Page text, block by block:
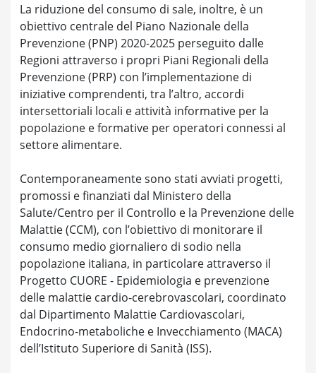
La riduzione del consumo di sale, inoltre, è un
obiettivo centrale del Piano Nazionale della
Prevenzione (PNP) 2020-2025 perseguito dalle
Regioni attraverso i propri Piani Regionali della
Prevenzione (PRP) con l’implementazione di
iniziative comprendenti, tra l’altro, accordi
intersettoriali locali e attività informative per la
popolazione e formative per operatori connessi al
settore alimentare.
Contemporaneamente sono stati avviati progetti,
promossi e finanziati dal Ministero della
Salute/Centro per il Controllo e la Prevenzione delle
Malattie (CCM), con l’obiettivo di monitorare il
consumo medio giornaliero di sodio nella
popolazione italiana, in particolare attraverso il
Progetto CUORE - Epidemiologia e prevenzione
delle malattie cardio-cerebrovascolari, coordinato
dal Dipartimento Malattie Cardiovascolari,
Endocrino-metaboliche e Invecchiamento (MACA)
dell’Istituto Superiore di Sanità (ISS).